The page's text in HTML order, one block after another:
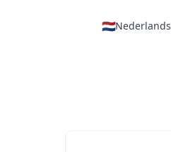
🇳🇱Nederlands